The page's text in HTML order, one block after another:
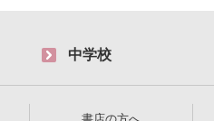
中学校